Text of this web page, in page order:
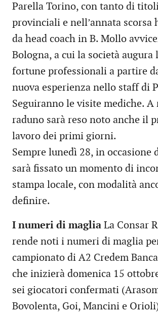
Parella Torino, con tanto di
provinciali e nell’annata scorsa
da head coach in B. Mollo
Bologna, a cui la società
fortune professionali a partire
nuova esperienza nello staff di
Seguiranno le visite mediche. A
raduno sarà reso noto anche il
lavoro dei primi giorni.
Sempre lunedì 28, in occasione
sarà fissato un momento di
stampa locale, con modalità
definire.
I numeri di maglia La Consar
rende noti i numeri di maglia
campionato di A2 Credem
che inizierà domenica 15
sei giocatori confermati
Bovolenta, Goi, Mancini e